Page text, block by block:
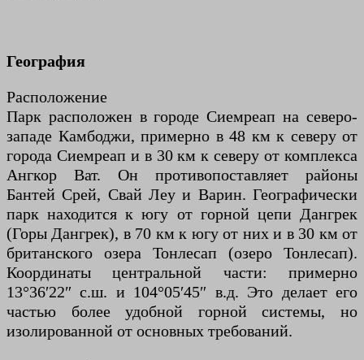
География
Расположение
Парк расположен в городе Сиемреап на северо-
западе Камбоджи, примерно в 48 км к северу от
города Сиемреап и в 30 км к северу от комплекса
Ангкор Ват. Он противопоставляет районы
Бантей Срей, Свай Леу и Варин. Географически
парк находится к югу от горной цепи Дангрек
(Горы Дангрек), в 70 км к югу от них и в 30 км от
британского озера Тонлесап (озеро Тонлесап).
Координаты центральной части: примерно
13°36′22″ с.ш. и 104°05′45″ в.д. Это делает его
частью более удобной горной системы, но
изолированной от основных требований.